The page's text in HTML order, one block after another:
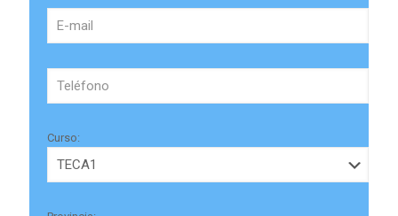
Curso: